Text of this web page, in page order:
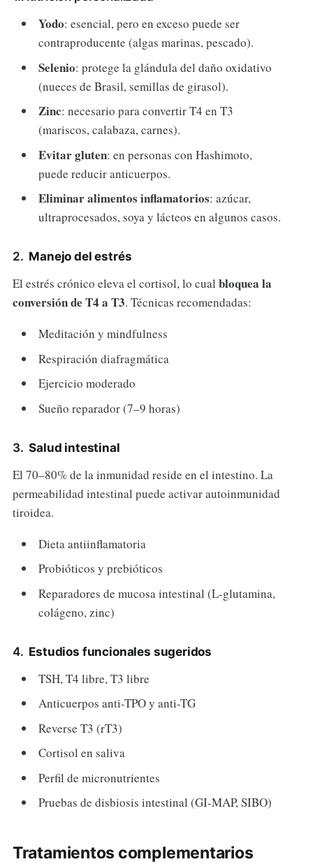
Yodo: esencial, pero en exceso puede ser
contraproducente (algas marinas, pescado).
Selenio: protege la glándula del daño oxidativo
(nueces de Brasil, semillas de girasol).
Zinc: necesario para convertir T4 en T3
(mariscos, calabaza, carnes).
Evitar gluten: en personas con Hashimoto,
puede reducir anticuerpos.
Eliminar alimentos inflamatorios: azúcar,
ultraprocesados, soya y lácteos en algunos casos.
2. Manejo del estrés
El estrés crónico eleva el cortisol, lo cual bloquea la
conversión de T4 a T3. Técnicas recomendadas:
Meditación y mindfulness
Respiración diafragmática
Ejercicio moderado
Sueño reparador (7–9 horas)
3.Salud intestinal
El 70–80% de la inmunidad reside en el intestino. La
permeabilidad intestinal puede activar autoinmunidad
tiroidea.
Dieta antiinflamatoria
Probióticos y prebióticos
Reparadores de mucosa intestinal (L-glutamina,
colágeno, zinc)
4. Estudios funcionales sugeridos
TSH, T4 libre, T3 libre
Anticuerpos anti-TPO y anti-TG
Reverse T3 (rT3)
Cortisol en saliva
Perfil de micronutrientes
Pruebas de disbiosis intestinal (GI-MAP, SIBO)
Tratamientos complementarios